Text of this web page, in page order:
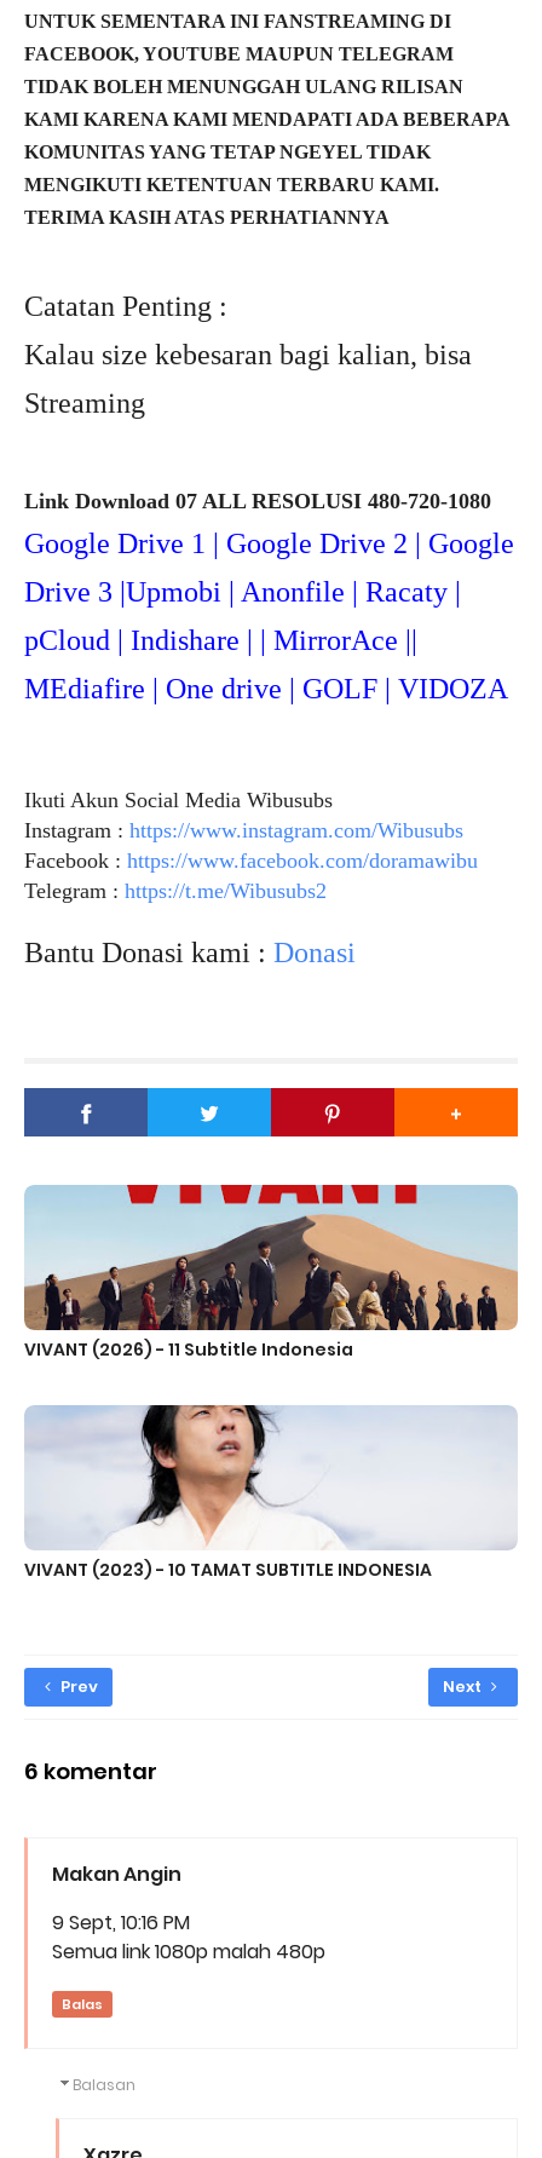
UNTUK SEMENTARA INI FANSTREAMING DI
FACEBOOK, YOUTUBE MAUPUN TELEGRAM
TIDAK BOLEH MENUNGGAH ULANG RILISAN
KAMI KARENA KAMI MENDAPATI ADA BEBERAPA
KOMUNITAS YANG TETAP NGEYEL TIDAK
MENGIKUTI KETENTUAN TERBARU KAMI.
TERIMA KASIH ATAS PERHATIANNYA
Catatan Penting :
Kalau size kebesaran bagi kalian, bisa
Streaming
Link Download 07 ALL RESOLUSI 480-720-1080
Google Drive 1 | Google Drive 2 | Google
Drive 3 |Upmobi | Anonfile | Racaty |
pCloud | Indishare | | MirrorAce ||
MEdiafire | One drive | GOLF | VIDOZA
Ikuti Akun Social Media Wibusubs
Instagram : https://www.instagram.com/Wibusubs
Facebook : https://www.facebook.com/doramawibu
Telegram : https://t.me/Wibusubs2
Bantu Donasi kami : Donasi
VIVANT (2026) - 11 Subtitle Indonesia
VIVANT (2023) - 10 TAMAT SUBTITLE INDONESIA
Prev Next
6 komentar
Makan Angin
9 Sept, 10:16 PM
Semua link 1080p malah 480p
Balas
Balasan